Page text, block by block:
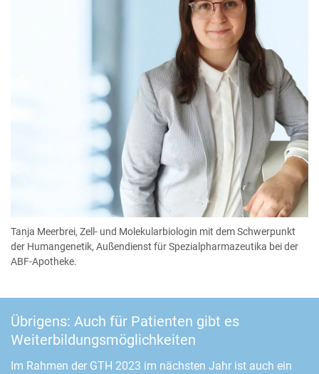
Tanja Meerbrei, Zell- und Molekularbiologin mit dem Schwerpunkt
der Humangenetik, Außendienst für Spezialpharmazeutika bei der
ABF-Apotheke.
Übrigens: Auch für Patienten gibt es
Weiterbildungsmöglichkeiten
Im Rahmen der GTH 2023 im nächsten Jahr ist auch ein